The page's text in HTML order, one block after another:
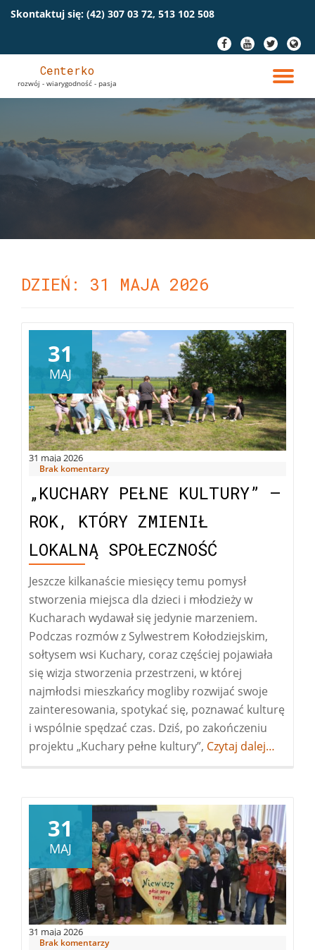
Skontaktuj się: (42) 307 03 72, 513 102 508
fa-
facebook
fa-
youtube
fa-
twitter
fa-
globe
Centerko
rozwój - wiarygodność - pasja
DZIEŃ: 31 MAJA 2026
31 maja 2026
31
MAJ
Brak komentarzy
„KUCHARY PEŁNE KULTURY” –
ROK, KTÓRY ZMIENIŁ
LOKALNĄ SPOŁECZNOŚĆ
Jeszcze kilkanaście miesięcy temu pomysł
stworzenia miejsca dla dzieci i młodzieży w
Kucharach wydawał się jedynie marzeniem.
Podczas rozmów z Sylwestrem Kołodziejskim,
sołtysem wsi Kuchary, coraz częściej pojawiała
się wizja stworzenia przestrzeni, w której
najmłodsi mieszkańcy mogliby rozwijać swoje
zainteresowania, spotykać się, poznawać kulturę
i wspólnie spędzać czas. Dziś, po zakończeniu
projektu „Kuchary pełne kultury”, Więcej
kultury”
–
rok,
który
zmienił
lokalną
społeczność
Czytaj dalej…
31 maja 2026
31
MAJ
Brak komentarzy